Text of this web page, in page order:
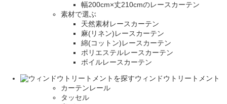
幅200cm×丈210cmのレースカーテン
素材で選ぶ
天然素材レースカーテン
麻(リネン)レースカーテン
綿(コットン)レースカーテン
ポリエステルレースカーテン
ボイルレースカーテン
ウィンドウトリートメント
カーテンレール
タッセル